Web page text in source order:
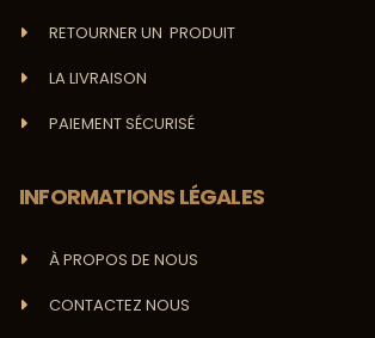
RETOURNER UN PRODUIT
LA LIVRAISON
PAIEMENT SÉCURISÉ
INFORMATIONS LÉGALES
À PROPOS DE NOUS
CONTACTEZ NOUS